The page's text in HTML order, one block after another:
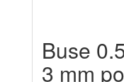
Buse
3 mm